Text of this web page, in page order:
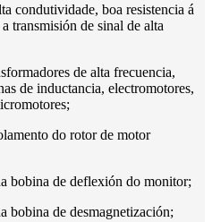
condutividade, boa resistencia á
transmisión de sinal de alta
de alta frecuencia,
de inductancia, electromotores,
do rotor de motor
bobina de deflexión do monitor;
bobina de desmagnetización;